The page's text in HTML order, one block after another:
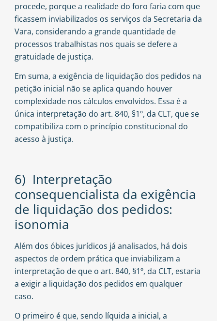
procede, porque a realidade do foro faria com que
ficassem inviabilizados os serviços da Secretaria da
Vara, considerando a grande quantidade de
processos trabalhistas nos quais se defere a
gratuidade de justiça.
Em suma, a exigência de liquidação dos pedidos na
petição inicial não se aplica quando houver
complexidade nos cálculos envolvidos. Essa é a
única interpretação do art. 840, §1º, da CLT, que se
compatibiliza com o princípio constitucional do
acesso à justiça.
6) Interpretação
consequencialista da exigência
de liquidação dos pedidos:
isonomia
Além dos óbices jurídicos já analisados, há dois
aspectos de ordem prática que inviabilizam a
interpretação de que o art. 840, §1º, da CLT, estaria
a exigir a liquidação dos pedidos em qualquer
caso.
O primeiro é que, sendo líquida a inicial, a